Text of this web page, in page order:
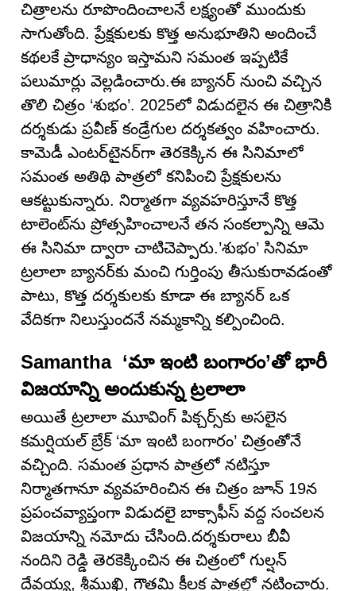
చిత్రాలను రూపొందించాలనే లక్ష్యంతో ముందుకు
సాగుతోంది. ప్రేక్షకులకు కొత్త అనుభూతిని అందించే
కథలకే ప్రాధాన్యం ఇస్తామని సమంత ఇప్పటికే
పలుమార్లు వెల్లడించారు.ఈ బ్యానర్ నుంచి వచ్చిన
తొలి చిత్రం ‘శుభం’. 2025లో విడుదలైన ఈ చిత్రానికి
దర్శకుడు ప్రవీణ్ కండ్రేగుల దర్శకత్వం వహించారు.
కామెడీ ఎంటర్‌టైనర్‌గా తెరకెక్కిన ఈ సినిమాలో
సమంత అతిథి పాత్రలో కనిపించి ప్రేక్షకులను
ఆకట్టుకున్నారు. నిర్మాతగా వ్యవహరిస్తూనే కొత్త
టాలెంట్‌ను ప్రోత్సహించాలనే తన సంకల్పాన్ని ఆమె
ఈ సినిమా ద్వారా చాటిచెప్పారు.’శుభం’ సినిమా
ట్రలాలా బ్యానర్‌కు మంచి గుర్తింపు తీసుకురావడంతో
పాటు, కొత్త దర్శకులకు కూడా ఈ బ్యానర్ ఒక
వేదికగా నిలుస్తుందనే నమ్మకాన్ని కల్పించింది.
Samantha ‘మా ఇంటి బంగారం’తో భారీ
విజయాన్ని అందుకున్న ట్రలాలా
అయితే ట్రలాలా మూవింగ్ పిక్చర్స్‌కు అసలైన
కమర్షియల్ బ్రేక్ ‘మా ఇంటి బంగారం’ చిత్రంతోనే
వచ్చింది. సమంత ప్రధాన పాత్రలో నటిస్తూ
నిర్మాతగానూ వ్యవహరించిన ఈ చిత్రం జూన్ 19న
ప్రపంచవ్యాప్తంగా విడుదలై బాక్సాఫీస్ వద్ద సంచలన
విజయాన్ని నమోదు చేసింది.దర్శకురాలు బీవీ
నందిని రెడ్డి తెరకెక్కించిన ఈ చిత్రంలో గుల్షన్
దేవయ్య, శ్రీముఖి, గౌతమి కీలక పాత్రల్లో నటించారు.